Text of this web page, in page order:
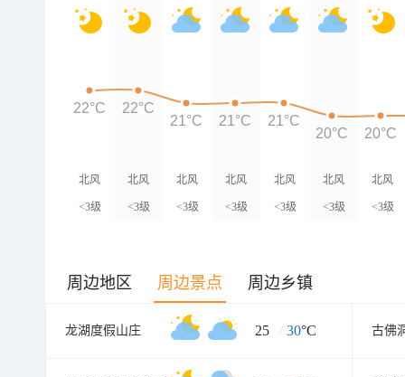
北风
<3级
北风
<3级
北风
<3级
北风
<3级
北风
<3级
北风
<3级
北风
<3级
22°C
22°C
21°C
21°C
21°C
20°C
20°C
周边地区 周边景点 周边乡镇
龙湖度假山庄 25 / 30°C 古佛